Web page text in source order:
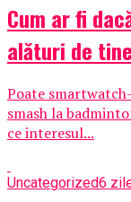
Cum ar fi
alături de
Poate
smash la
ce interesul...
Uncategorized6